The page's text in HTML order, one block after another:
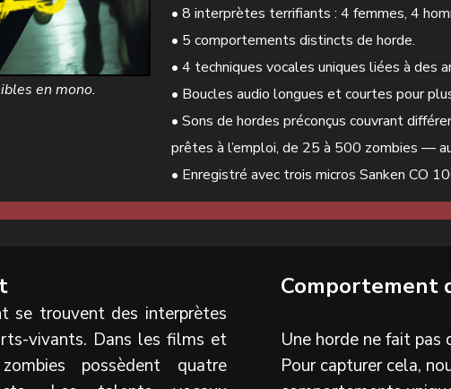
en mono.
• 8 interprètes terrifiants : 4 femmes, 4
• 5 comportements distincts de horde.
• 4 techniques vocales uniques liées à des
• Boucles audio longues et courtes pour
• Sons de hordes préconçus couvrant
prêtes à l’emploi, de 25 à 500 zombies —
• Enregistré avec trois micros Sanken CO
se trouvent des interprètes
vivants. Dans les films et
possèdent quatre
Comportement
Une horde ne fait pas
Pour capturer cela,